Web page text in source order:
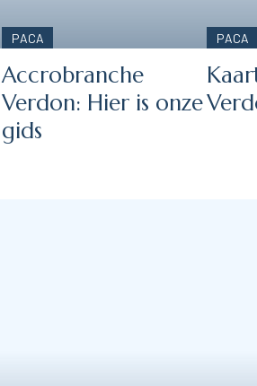
PACA
Accrobranche
Verdon: Hier is onze
gids
PACA